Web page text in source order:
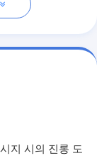
지 시의 진롱 도